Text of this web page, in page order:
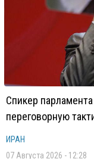
Спикер
переговорную
ИРАН
07 Августа 2026 - 12:28